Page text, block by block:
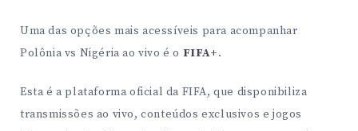
Uma das opções mais acessíveis para acompanhar
Polônia vs Nigéria ao vivo é o FIFA+.
Esta é a plataforma oficial da FIFA, que disponibiliza
transmissões ao vivo, conteúdos exclusivos e jogos